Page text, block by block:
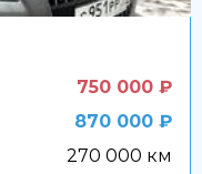
750 000 ₽
870 000 ₽
270 000 км